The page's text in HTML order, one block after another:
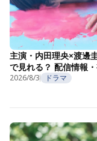
主演・内田理央×渡邊
で見れる？ 配信情報
2026/8/3 ドラマ